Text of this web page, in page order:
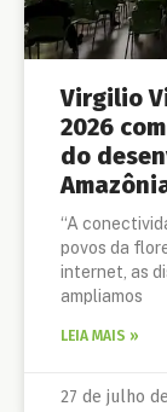
Virgilio
2026
do
“A
povos da
internet, as
ampliamos
LEIA MAIS »
27 de julho